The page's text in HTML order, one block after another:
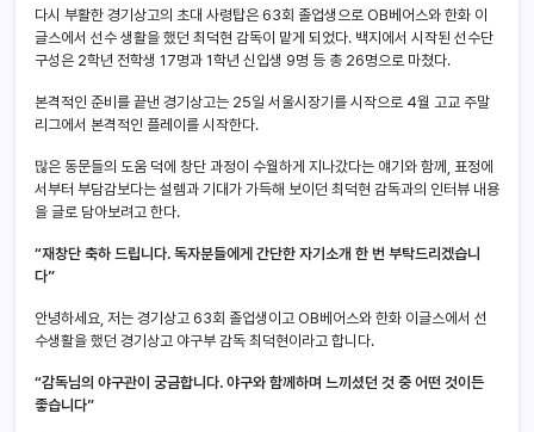
다시 부활한 경기상고의 초대 사령탑은 63회 졸업생으로 OB베어스와 한화 이
글스에서 선수 생활을 했던 최덕현 감독이 맡게 되었다. 백지에서 시작된 선수단
구성은 2학년 전학생 17명과 1학년 신입생 9명 등 총 26명으로 마쳤다.
본격적인 준비를 끝낸 경기상고는 25일 서울시장기를 시작으로 4월 고교 주말
리그에서 본격적인 플레이를 시작한다.
많은 동문들의 도움 덕에 창단 과정이 수월하게 지나갔다는 얘기와 함께, 표정에
서부터 부담감보다는 설렘과 기대가 가득해 보이던 최덕현 감독과의 인터뷰 내용
을 글로 담아보려고 한다.
“재창단 축하 드립니다. 독자분들에게 간단한 자기소개 한 번 부탁드리겠습니
다”
안녕하세요, 저는 경기상고 63회 졸업생이고 OB베어스와 한화 이글스에서 선
수생활을 했던 경기상고 야구부 감독 최덕현이라고 합니다.
“감독님의 야구관이 궁금합니다. 야구와 함께하며 느끼셨던 것 중 어떤 것이든
좋습니다”